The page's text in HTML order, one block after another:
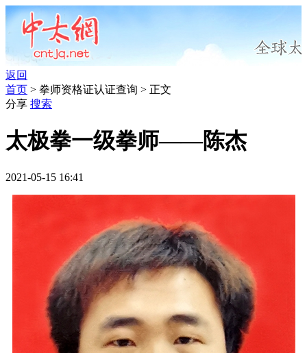
返回
首页 > 拳师资格证认证查询 > 正文
分享 搜索
太极拳一级拳师——陈杰
2021-05-15 16:41